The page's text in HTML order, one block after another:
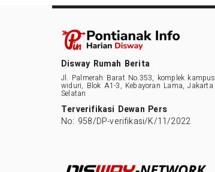
Disway Rumah Berita
Jl. Palmerah Barat No.353, komplek kampus
widuri, Blok A1-3, Kebayoran Lama, Jakarta
Selatan
Terverifikasi Dewan Pers
No: 958/DP-verifikasi/K/11/2022